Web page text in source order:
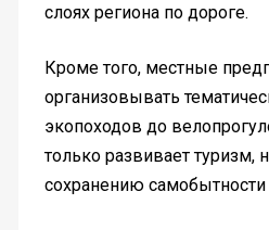
слоях региона по дороге.
Кроме того, местные
организовывать
экопоходов до
только развивает туризм,
сохранению самобытности